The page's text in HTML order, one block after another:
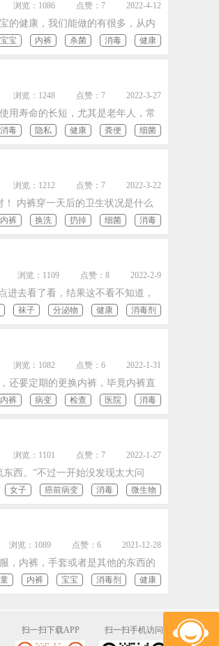
浏览：1086 点赞：7 2022-4-12
的健康，我们能做的有很多，从内
宝宝 内裤 杀菌 消毒 健康
浏览：1248 点赞：7 2022-3-27
用寿命的长短，尤其是老年人，常
消毒 隐私 健康 粪便 细菌
浏览：1212 点赞：7 2022-3-22
内裤穿一天后的卫生状况是什么
内裤 换洗 扔掉 细菌 消毒
浏览：1109 点赞：8 2022-2-9
进去看了看，结果这不看不知道，
袜子 分泌物 健康 消毒剂
浏览：1082 点赞：6 2022-1-31
还要定期的更换内裤，毕竟内裤直
内裤 病变 检查 医院 消毒
浏览：1101 点赞：7 2022-1-27
西。”不过一开始没发现太大问
女子 癌前病变 消毒 微生物
浏览：1089 点赞：6 2021-12-28
，内裤，手套或者是其他的东西的
内裤 宝宝 消毒剂 健康
扫一扫手机访问
扫一扫下载APP